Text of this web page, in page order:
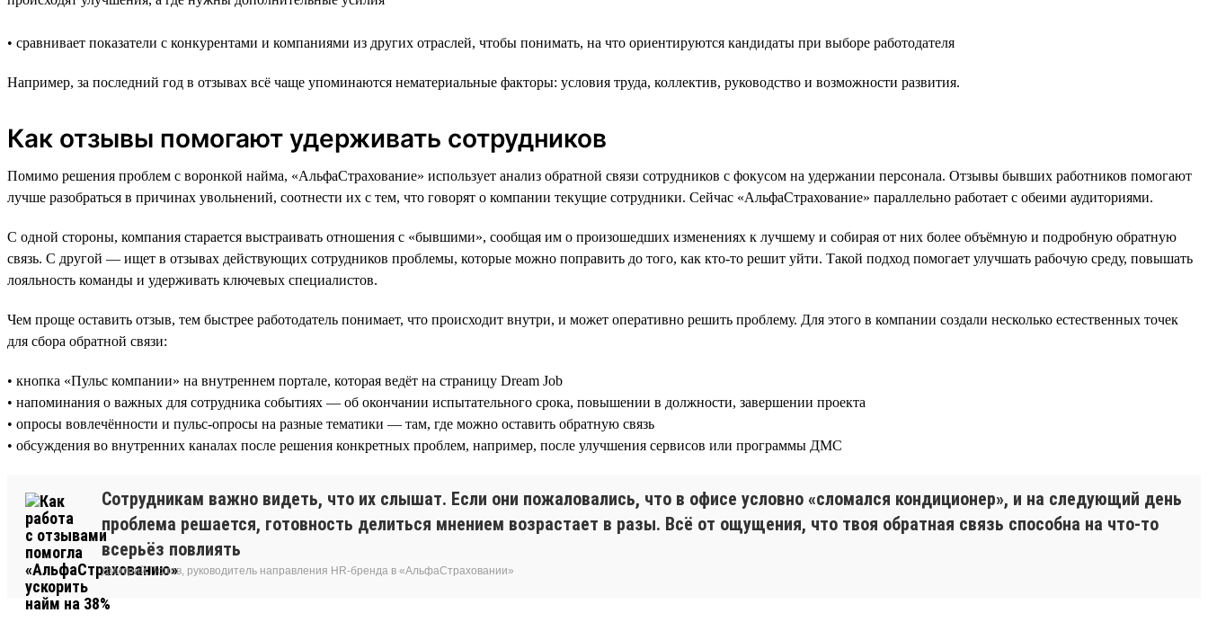
• сравнивает показатели с конкурентами и компаниями из других отраслей, чтобы понимать, на что ориентируются кандидаты при выборе работодателя
Например, за последний год в отзывах всё чаще упоминаются нематериальные факторы: условия труда, коллектив, руководство и возможности развития.
Как отзывы помогают удерживать сотрудников
Помимо решения проблем с воронкой найма, «АльфаСтрахование» использует анализ обратной связи сотрудников с фокусом на удержании персонала. Отзывы бывших работников помогают
лучше разобраться в причинах увольнений, соотнести их с тем, что говорят о компании текущие сотрудники. Сейчас «АльфаСтрахование» параллельно работает с обеими аудиториями.
С одной стороны, компания старается выстраивать отношения с «бывшими», сообщая им о произошедших изменениях к лучшему и собирая от них более объёмную и подробную обратную
связь. С другой — ищет в отзывах действующих сотрудников проблемы, которые можно поправить до того, как кто-то решит уйти. Такой подход помогает улучшать рабочую среду, повышать
лояльность команды и удерживать ключевых специалистов.
Чем проще оставить отзыв, тем быстрее работодатель понимает, что происходит внутри, и может оперативно решить проблему. Для этого в компании создали несколько естественных точек
для сбора обратной связи:
• кнопка «Пульс компании» на внутреннем портале, которая ведёт на страницу Dream Job
• напоминания о важных для сотрудника событиях — об окончании испытательного срока, повышении в должности, завершении проекта
• опросы вовлечённости и пульс-опросы на разные тематики — там, где можно оставить обратную связь
• обсуждения во внутренних каналах после решения конкретных проблем, например, после улучшения сервисов или программы ДМС
Сотрудникам важно видеть, что их слышат. Если они пожаловались, что в офисе условно «сломался кондиционер», и на следующий день
проблема решается, готовность делиться мнением возрастает в разы. Всё от ощущения, что твоя обратная связь способна на что-то
всерьёз повлиять
Дмитрий Попов, руководитель направления HR-бренда в «АльфаСтраховании»